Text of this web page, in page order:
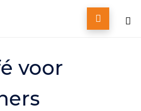

content
voor